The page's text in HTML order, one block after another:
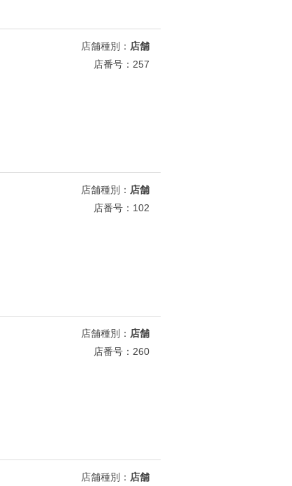
店舗種別： 店舗
店番号：257
店舗種別： 店舗
店番号：102
店舗種別： 店舗
店番号：260
店舗種別： 店舗